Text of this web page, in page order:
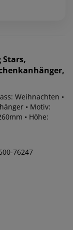
Stars,
Weihnachten •
• Motiv:
• Höhe:
76247